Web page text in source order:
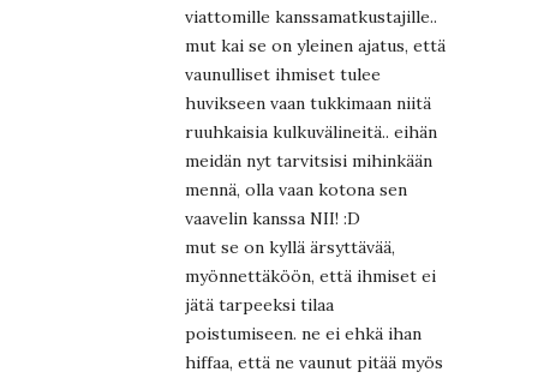
viattomille kanssamatkustajille..
mut kai se on yleinen ajatus, että
vaunulliset ihmiset tulee
huvikseen vaan tukkimaan niitä
ruuhkaisia kulkuvälineitä.. eihän
meidän nyt tarvitsisi mihinkään
mennä, olla vaan kotona sen
vaavelin kanssa NII! :D
mut se on kyllä ärsyttävää,
myönnettäköön, että ihmiset ei
jätä tarpeeksi tilaa
poistumiseen. ne ei ehkä ihan
hiffaa, että ne vaunut pitää myös